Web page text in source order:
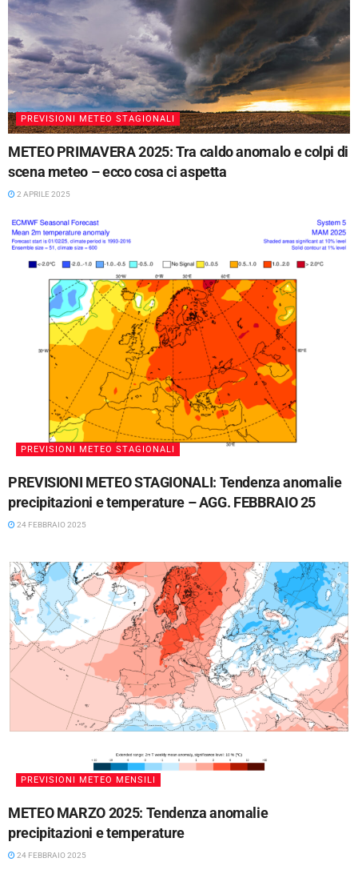
PREVISIONI METEO STAGIONALI
METEO PRIMAVERA 2025: Tra caldo anomalo e colpi di
scena meteo – ecco cosa ci aspetta
2 APRILE 2025
PREVISIONI METEO STAGIONALI
PREVISIONI METEO STAGIONALI: Tendenza anomalie
precipitazioni e temperature – AGG. FEBBRAIO 25
24 FEBBRAIO 2025
PREVISIONI METEO MENSILI
METEO MARZO 2025: Tendenza anomalie
precipitazioni e temperature
24 FEBBRAIO 2025